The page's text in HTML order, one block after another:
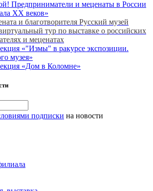
Предприниматели и меценаты в России
XX веков»
и благотворителя Русский музей
тур по выставке о российских
и меценатах
«"Измы" в ракурсе экспозиции.
музея»
«Дом в Коломне»
подписки на новости